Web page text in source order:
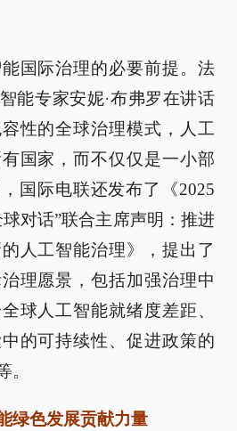
国际治理的必要前提。法
能专家安妮·布弗罗在讲话
性的全球治理模式，人工
国家，而不仅仅是一小部
国际电联还发布了《2025
对话”联合主席声明：推进
人工智能治理》，提出了
理愿景，包括加强治理中
球人工智能就绪度差距、
的可持续性、促进政策的
。
绿色发展贡献力量